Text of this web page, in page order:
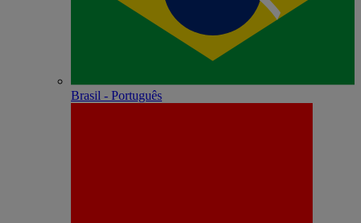
Brasil - Português